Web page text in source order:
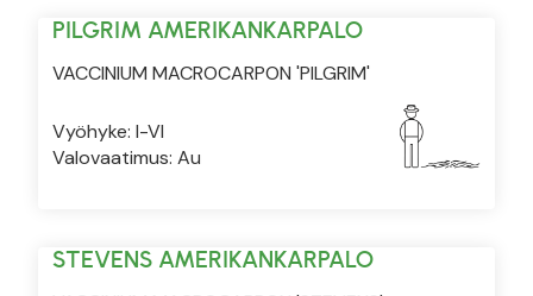
PILGRIM AMERIKANKARPALO
VACCINIUM MACROCARPON 'PILGRIM'
Vyöhyke: I-VI
Valovaatimus: Au
STEVENS AMERIKANKARPALO